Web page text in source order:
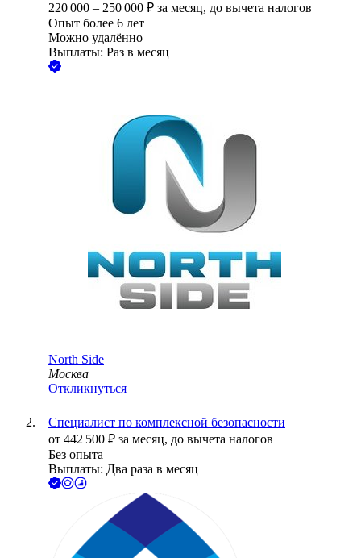
220 000 – 250 000 ₽ за месяц, до вычета налогов
Опыт более 6 лет
Можно удалённо
Выплаты: Раз в месяц
North Side
Москва
Откликнуться
Специалист по комплексной безопасности
от 442 500 ₽ за месяц, до вычета налогов
Без опыта
Выплаты: Два раза в месяц